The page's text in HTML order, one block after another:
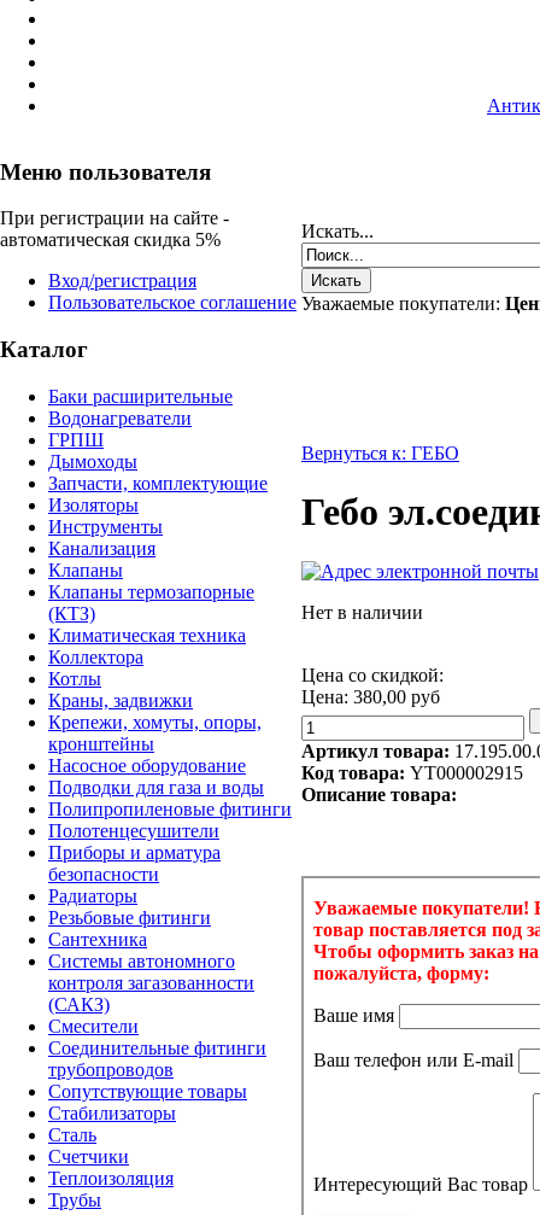
Меню пользователя
При регистрации на сайте -
автоматическая скидка 5%
Вход/регистрация
Пользовательское соглашение
Каталог
Баки расширительные
Водонагреватели
ГРПШ
Дымоходы
Запчасти, комплектующие
Изоляторы
Инструменты
Канализация
Клапаны
Клапаны термозапорные
(КТЗ)
Климатическая техника
Коллектора
Котлы
Краны, задвижки
Крепежи, хомуты, опоры,
кронштейны
Насосное оборудование
Подводки для газа и воды
Полипропиленовые фитинги
Полотенцесушители
Приборы и арматура
безопасности
Радиаторы
Резьбовые фитинги
Сантехника
Системы автономного
контроля загазованности
(САКЗ)
Смесители
Соединительные фитинги
трубопроводов
Сопутствующие товары
Стабилизаторы
Сталь
Счетчики
Теплоизоляция
Трубы
Искать...
Уважаемые покупатели:
Вернуться к: ГЕБО
Гебо
Нет в наличии
Цена со скидкой:
Цена: 380,00 руб
Артикул товара:
Код товара: YT000002915
Описание товара: